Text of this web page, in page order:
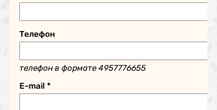
Телефон
телефон в формате 4957776655
E-mail *